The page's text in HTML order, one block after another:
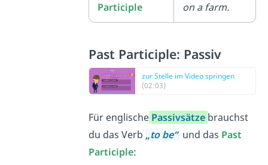
Participle
on a farm.
Past Participle: Passiv
zur Stelle im Video springen
(02:03)
Für englische Passivsätze brauchst
du das Verb „to be“ und das Past
Participle: